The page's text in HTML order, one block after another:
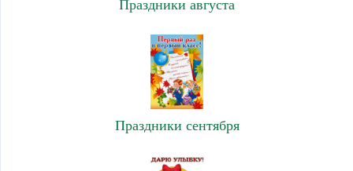
Праздники августа
Праздники сентября